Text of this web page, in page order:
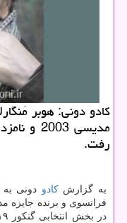
كادو دونی: هوبر
رفت.
به گزارشكادو دونی به